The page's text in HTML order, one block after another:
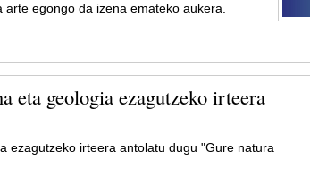
egongo da izena emateko aukera.
eta geologia ezagutzeko irteera
ezagutzeko irteera antolatu dugu "Gure natura